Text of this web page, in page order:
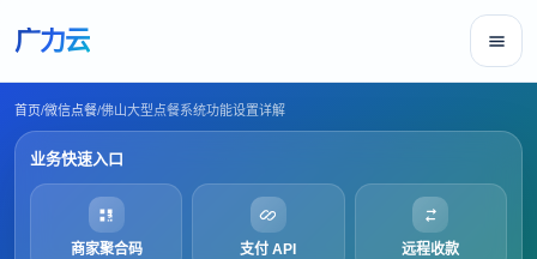
广力云
首页/微信点餐/佛山大型点餐系统功能设置详解
业务快速入口
商家聚合码 支付 API 远程收款